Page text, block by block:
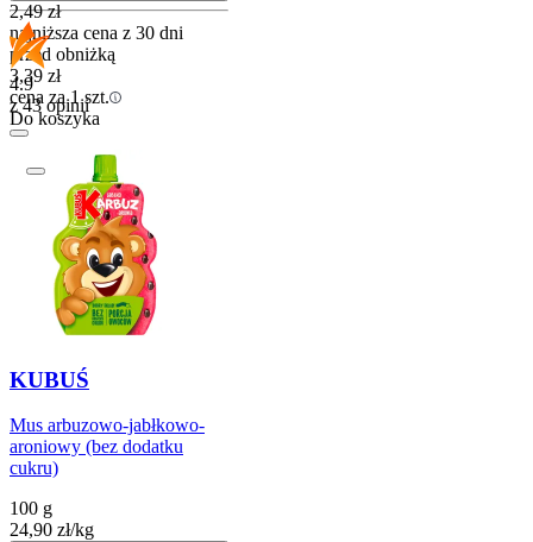
2,49 zł
najniższa cena z 30 dni
przed obniżką
3,39 zł
cena za 1 szt.
Do koszyka
4.9
z 43 opinii
KUBUŚ
Mus arbuzowo-jabłkowo-
aroniowy (bez dodatku
cukru)
100 g
24,90 zł/kg